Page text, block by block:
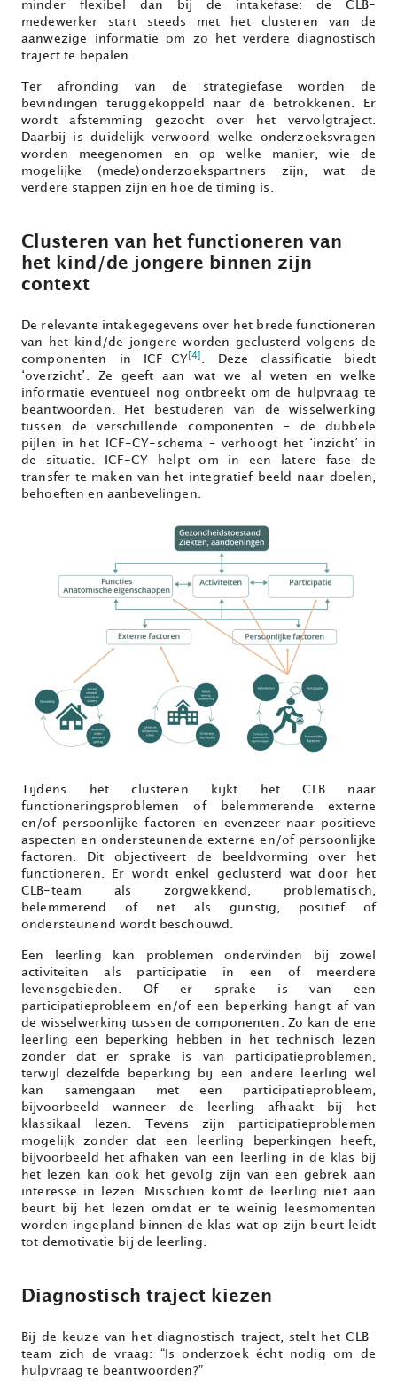
minder flexibel dan bij de intakefase: de CLB-
medewerker start steeds met het clusteren van de
aanwezige informatie om zo het verdere diagnostisch
traject te bepalen.
Ter afronding van de strategiefase worden de
bevindingen teruggekoppeld naar de betrokkenen. Er
wordt afstemming gezocht over het vervolgtraject.
Daarbij is duidelijk verwoord welke onderzoeksvragen
worden meegenomen en op welke manier, wie de
mogelijke (mede)onderzoekspartners zijn, wat de
verdere stappen zijn en hoe de timing is.
Clusteren van het functioneren van
het kind/de jongere binnen zijn
context
De relevante intakegegevens over het brede functioneren
van het kind/de jongere worden geclusterd volgens de
componenten in ICF-CY[4]
. Deze classificatie biedt
‘overzicht’. Ze geeft aan wat we al weten en welke
informatie eventueel nog ontbreekt om de hulpvraag te
beantwoorden. Het bestuderen van de wisselwerking
tussen de verschillende componenten – de dubbele
pijlen in het ICF-CY-schema – verhoogt het ‘inzicht’ in
de situatie. ICF-CY helpt om in een latere fase de
transfer te maken van het integratief beeld naar doelen,
behoeften en aanbevelingen.
Tijdens het clusteren kijkt het CLB naar
functioneringsproblemen of belemmerende externe
en/of persoonlijke factoren en evenzeer naar positieve
aspecten en ondersteunende externe en/of persoonlijke
factoren. Dit objectiveert de beeldvorming over het
functioneren. Er wordt enkel geclusterd wat door het
CLB-team als zorgwekkend, problematisch,
belemmerend of net als gunstig, positief of
ondersteunend wordt beschouwd.
Een leerling kan problemen ondervinden bij zowel
activiteiten als participatie in een of meerdere
levensgebieden. Of er sprake is van een
participatieprobleem en/of een beperking hangt af van
de wisselwerking tussen de componenten. Zo kan de ene
leerling een beperking hebben in het technisch lezen
zonder dat er sprake is van participatieproblemen,
terwijl dezelfde beperking bij een andere leerling wel
kan samengaan met een participatieprobleem,
bijvoorbeeld wanneer de leerling afhaakt bij het
klassikaal lezen. Tevens zijn participatieproblemen
mogelijk zonder dat een leerling beperkingen heeft,
bijvoorbeeld het afhaken van een leerling in de klas bij
het lezen kan ook het gevolg zijn van een gebrek aan
interesse in lezen. Misschien komt de leerling niet aan
beurt bij het lezen omdat er te weinig leesmomenten
worden ingepland binnen de klas wat op zijn beurt leidt
tot demotivatie bij de leerling.
Diagnostisch traject kiezen
Bij de keuze van het diagnostisch traject, stelt het CLB-
team zich de vraag: “Is onderzoek écht nodig om de
hulpvraag te beantwoorden?”